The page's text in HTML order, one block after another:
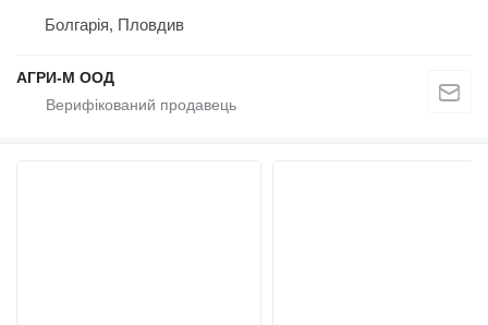
Болгарія, Пловдив
АГРИ-М ООД